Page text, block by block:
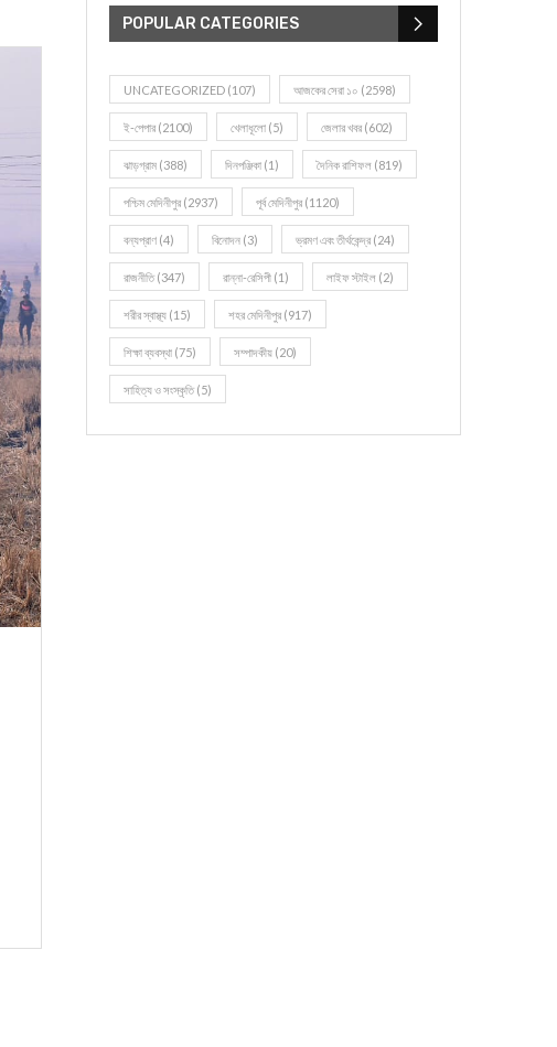
POPULAR CATEGORIES
UNCATEGORIZED (107) আজকের সেরা ১০ (2598)
ই-পেপার (2100) খেলাধূলো (5) জেলার খবর (602)
ঝাড়গ্রাম (388) দিনপঞ্জিকা (1) দৈনিক রাশিফল (819)
পশ্চিম মেদিনীপুর (2937) পূর্ব মেদিনীপুর (1120)
বন্যপ্রাণ (4) বিনোদন (3) ভ্রমণ এবং তীর্থকেন্দ্র (24)
রাজনীতি(347) রান্না-রেসিপী (1) লাইফ স্টাইল (2)
শরীর স্বাস্থ্য (15) শহর মেদিনীপুর (917)
শিক্ষা ব্যবস্থা (75) সম্পাদকীয় (20)
সাহিত্য ও সংস্কৃতি(5)